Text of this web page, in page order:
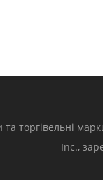
торгівельні
Inc.,